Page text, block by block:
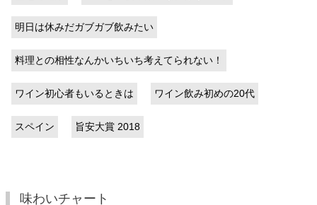
明日は休みだガブガブ飲みたい
料理との相性なんかいちいち考えてられない！
ワイン初心者もいるときは ワイン飲み初めの20代
スペイン 旨安大賞 2018
味わいチャート